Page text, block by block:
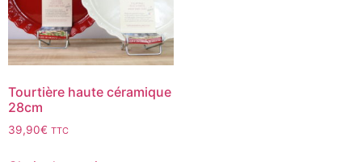
Tourtière haute céramique
28cm
39,90€ TTC